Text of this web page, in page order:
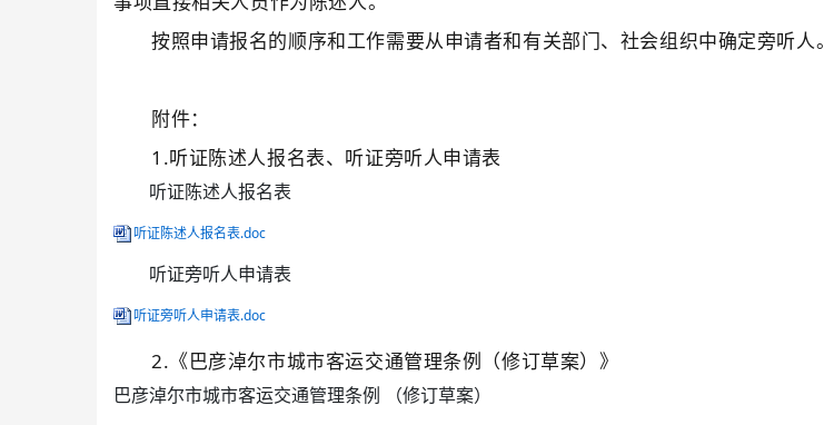
按照申请报名的顺序和工作需要从申请者和有关部门、社会组织中确定旁听人。
附件：
1.听证陈述人报名表、听证旁听人申请表
听证陈述人报名表
听证陈述人报名表.doc
听证旁听人申请表
听证旁听人申请表.doc
2.《巴彦淖尔市城市客运交通管理条例（修订草案）》
巴彦淖尔市城市客运交通管理条例 （修订草案）